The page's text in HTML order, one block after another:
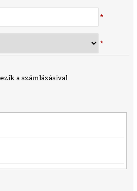
*
*
a számlázásival